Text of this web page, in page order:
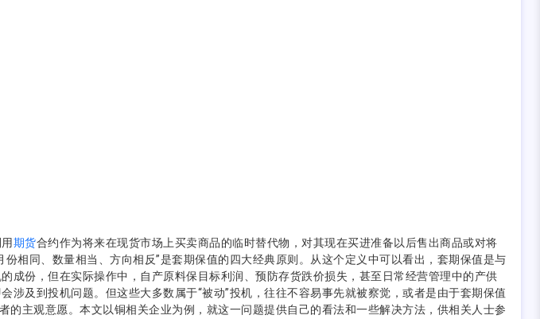
期货合约作为将来在现货市场上买卖商品的临时替代物，对其现在买进准备以后售出商品或对将
相同、数量相当、方向相反”是套期保值的四大经典原则。从这个定义中可以看出，套期保值是与
成份，但在实际操作中，自产原料保目标利润、预防存货跌价损失，甚至日常经营管理中的产供
涉及到投机问题。但这些大多数属于“被动”投机，往往不容易事先就被察觉，或者是由于套期保值
的主观意愿。本文以铜相关企业为例，就这一问题提供自己的看法和一些解决方法，供相关人士参